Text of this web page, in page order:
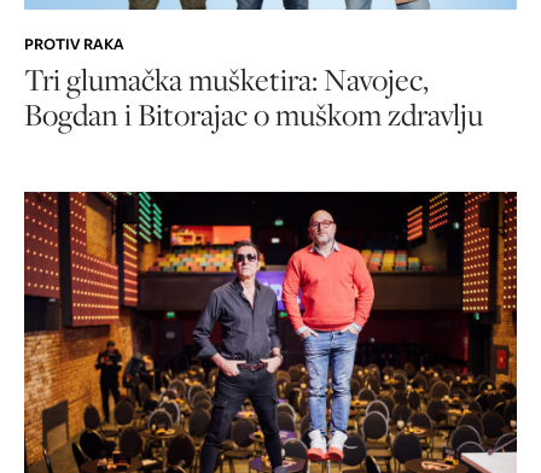
PROTIV RAKA
Tri glumačka mušketira: Navojec,
Bogdan i Bitorajac o muškom zdravlju